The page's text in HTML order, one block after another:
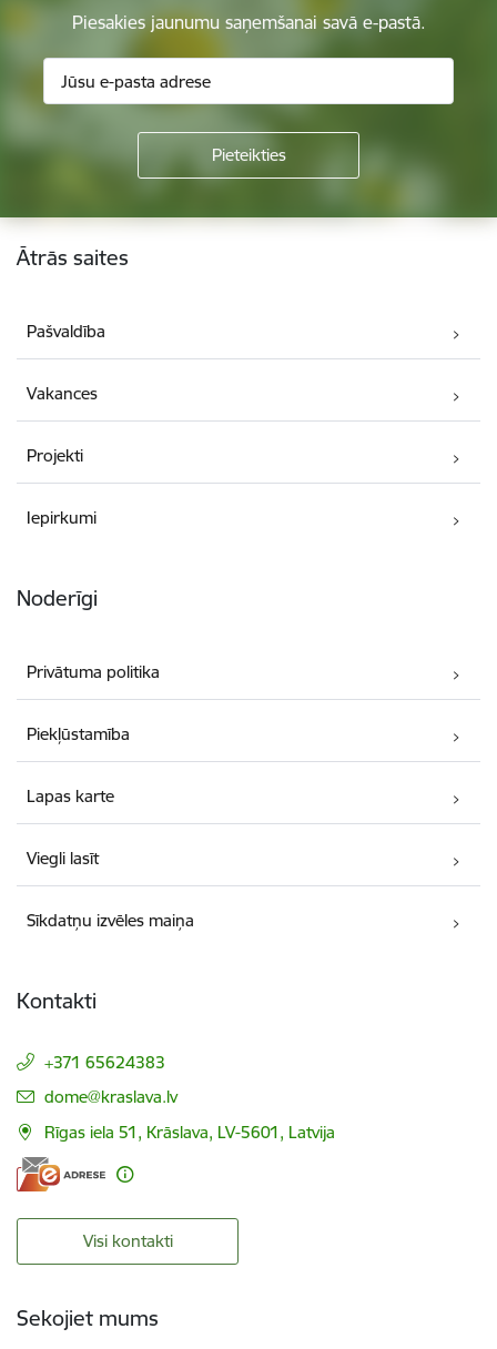
Piesakies jaunumu saņemšanai savā e-pastā.
Kājene
Ātrās saites
Pašvaldība
Vakances
Projekti
Iepirkumi
Noderīgi
Privātuma politika
Piekļūstamība
Lapas karte
Viegli lasīt
Sīkdatņu izvēles maiņa
Kontakti
+371 65624383
E-pasts:
dome@kraslava.lv
Rīgas iela 51, Krāslava, LV-5601, Latvija
Visi kontakti
Sekojiet mums